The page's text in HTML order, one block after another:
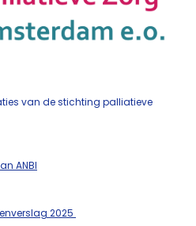
van de stichting palliatieve
ANBI
2025